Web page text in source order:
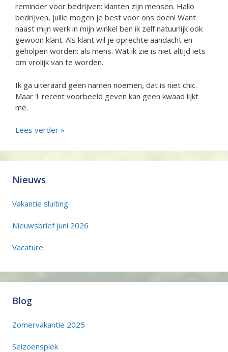
reminder voor bedrijven: klanten zijn mensen. Hallo
bedrijven, jullie mogen je best voor ons doen! Want
naast mijn werk in mijn winkel ben ik zelf natuurlijk ook
gewoon klant. Als klant wil je oprechte aandacht en
geholpen worden: als mens. Wat ik zie is niet altijd iets
om vrolijk van te worden.
Ik ga uiteraard geen namen noemen, dat is niet chic.
Maar 1 recent voorbeeld geven kan geen kwaad lijkt
me.
Lees verder »
Nieuws
Vakantie sluiting
Nieuwsbrief juni 2026
Vacature
Blog
Zomervakantie 2025
Seizoensplek